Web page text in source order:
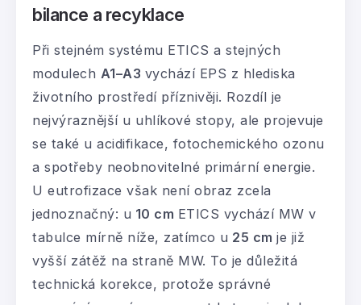
bilance a recyklace
Při stejném systému ETICS a stejných
modulech A1–A3 vychází EPS z hlediska
životního prostředí příznivěji. Rozdíl je
nejvýraznější u uhlíkové stopy, ale projevuje
se také u acidifikace, fotochemického ozonu
a spotřeby neobnovitelné primární energie.
U eutrofizace však není obraz zcela
jednoznačný: u 10 cm ETICS vychází MW v
tabulce mírně níže, zatímco u 25 cm je již
vyšší zátěž na straně MW. To je důležitá
technická korekce, protože správné